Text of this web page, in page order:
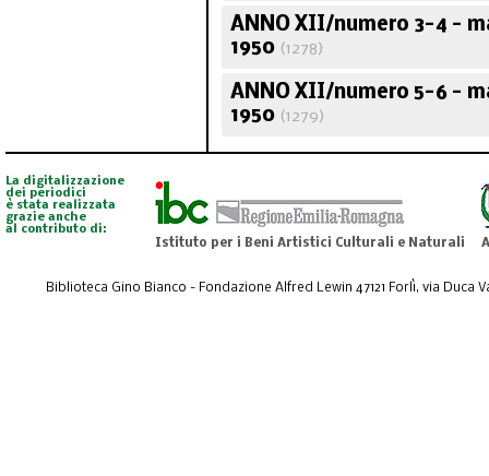
ANNO XII/numero 3-4 -
1950 (1278)
ANNO XII/numero 5-6 -
1950 (1279)
La digitalizzazione
dei periodici
è stata realizzata
grazie anche
al contributo di:
Istituto per i Beni Artistici Culturali e Naturali
Biblioteca Gino Bianco - Fondazione Alfred Lewin 47121 Forlì, via Duca